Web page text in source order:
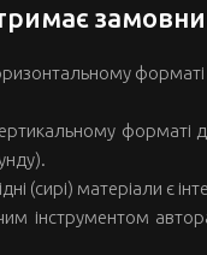
форматі
форматі
(сирі) матеріали є
інструментом